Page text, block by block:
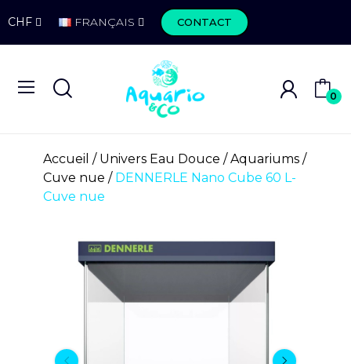
CHF FRANÇAIS CONTACT
0
Accueil Univers Eau Douce
Aquariums
Cuve nue
DENNERLE Nano Cube 60 L-
Cuve nue